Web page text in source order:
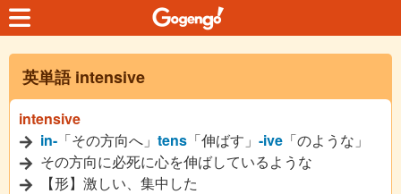
英単語 intensive
intensive
in- 「その方向へ」 tens 「伸ばす」 -ive 「のような」
その方向に必死に心を伸ばしているような
【形】激しい、集中した